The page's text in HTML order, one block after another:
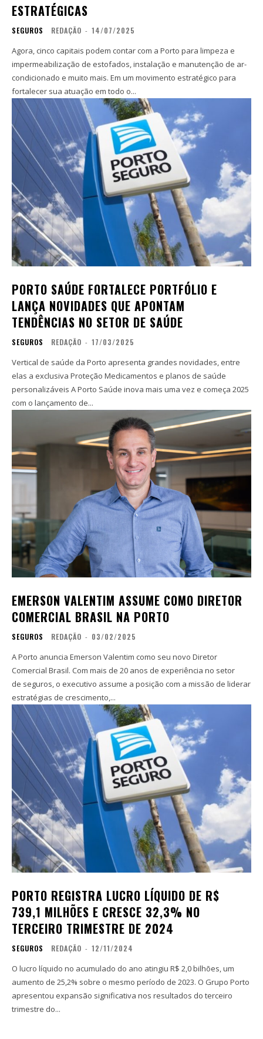
ESTRATÉGICAS
SEGUROS REDAÇÃO - 14/07/2025
Agora, cinco capitais podem contar com a Porto para limpeza e
impermeabilização de estofados, instalação e manutenção de ar-
condicionado e muito mais. Em um movimento estratégico para
fortalecer sua atuação em todo o...
PORTO SAÚDE FORTALECE PORTFÓLIO E
LANÇA NOVIDADES QUE APONTAM
TENDÊNCIAS NO SETOR DE SAÚDE
SEGUROS REDAÇÃO - 17/03/2025
Vertical de saúde da Porto apresenta grandes novidades, entre
elas a exclusiva Proteção Medicamentos e planos de saúde
personalizáveis A Porto Saúde inova mais uma vez e começa 2025
com o lançamento de...
EMERSON VALENTIM ASSUME COMO DIRETOR
COMERCIAL BRASIL NA PORTO
SEGUROS REDAÇÃO - 03/02/2025
A Porto anuncia Emerson Valentim como seu novo Diretor
Comercial Brasil. Com mais de 20 anos de experiência no setor
de seguros, o executivo assume a posição com a missão de liderar
estratégias de crescimento,...
PORTO REGISTRA LUCRO LÍQUIDO DE R$
739,1 MILHÕES E CRESCE 32,3% NO
TERCEIRO TRIMESTRE DE 2024
SEGUROS REDAÇÃO - 12/11/2024
O lucro líquido no acumulado do ano atingiu R$ 2,0 bilhões, um
aumento de 25,2% sobre o mesmo período de 2023. O Grupo Porto
apresentou expansão significativa nos resultados do terceiro
trimestre do...